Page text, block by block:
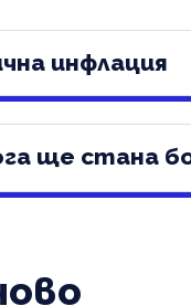
инфлация
ще стана